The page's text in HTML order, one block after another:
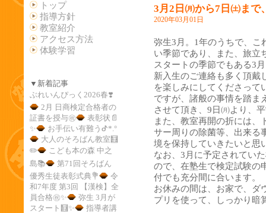
トップ
指導方針
教室紹介
アクセス方法
体験学習
▼新着記事
ぶれいんぴっく2026春❣️
2月 日商検定合格者の
証書を授与㊗️
表彰状📄
✨️
お手伝い有難うᕷ*.°
大人のそろばん教室🧮
✏️
こども本の森 中之
島📚
第71回そろばん
優秀生徒表彰式典💐
令
和7年度 第3回 【漢検】全
員合格㊗️✨
弥生 3月が
スタート🧮✨️
指導者講
3月2日㈪から7日㈯まで
2020年03月01日
弥生3月。1年のうちで、こ
い季節であり、また、旅立
スタートの季節でもある3
新入生のご連絡も多く頂戴
を楽しみにしてくださって
ですが、諸般の事情を踏ま
させて頂き、9日㈪より、
また、教室再開の折には、
サー周りの除菌等、出来る
境を保持していきたいと思
なお、3月に予定されてい
ので、在塾生で検定試験の
付でも充分間に合います。
お休みの間は、お家で、ダ
プリを使って、しっかり暗